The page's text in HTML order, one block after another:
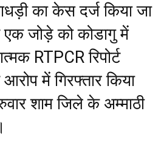
का केस दर्ज किया जा
जोड़े को कोडागु में
RTPCR रिपोर्ट
में गिरफ्तार किया
शाम जिले के अम्माठी